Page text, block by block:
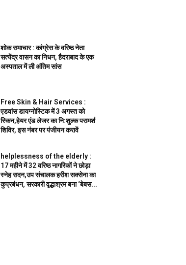
शोक समाचार : कांग्रेस के वरिष्ठ नेता
सत्येंद्र वासन का निधन, हैदराबाद के एक
अस्पताल में ली अंतिम सांस
Free Skin & Hair Services :
एडवांस डायग्नोस्टिक में 3 अगस्त को
स्किन,हेयर एंड लेजर का नि:शुल्क परामर्श
शिविर, इस नंबर पर पंजीयन करावें
helplessness of the elderly :
17 महीने में 32 वरिष्ठ नागरिकों ने छोड़ा
स्नेह सदन,उप संचालक हरीश सक्सेना का
कुप्रबंधन, सरकारी वृद्धाश्रम बना ‘बेबस...